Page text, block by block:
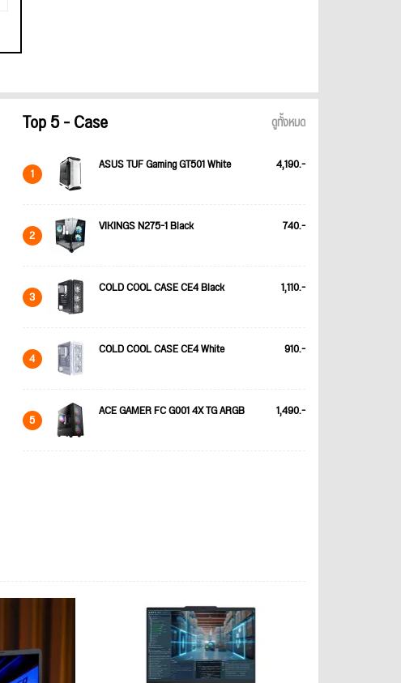
Top 5 - Case ดูทั้งหมด
1 ASUS TUF Gaming GT501 White 4,190.-
2 VIKINGS N275-1 Black 740.-
3 COLD COOL CASE CE4 Black 1,110.-
4 COLD COOL CASE CE4 White 910.-
5 ACE GAMER FC G001 4X TG ARGB 1,490.-